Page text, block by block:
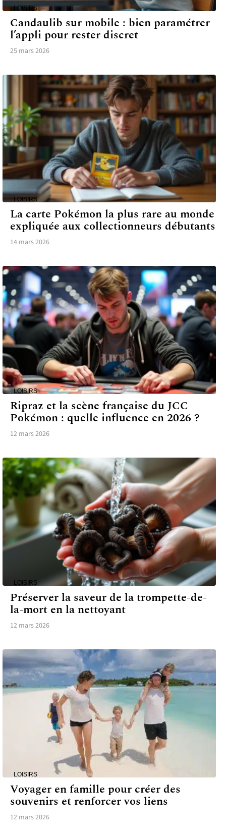
LOISIRS
Candaulib sur mobile : bien paramétrer
l’appli pour rester discret
25 mars 2026
LOISIRS
La carte Pokémon la plus rare au monde
expliquée aux collectionneurs débutants
14 mars 2026
LOISIRS
Ripraz et la scène française du JCC
Pokémon : quelle influence en 2026 ?
12 mars 2026
LOISIRS
Préserver la saveur de la trompette-de-
la-mort en la nettoyant
12 mars 2026
LOISIRS
Voyager en famille pour créer des
souvenirs et renforcer vos liens
12 mars 2026